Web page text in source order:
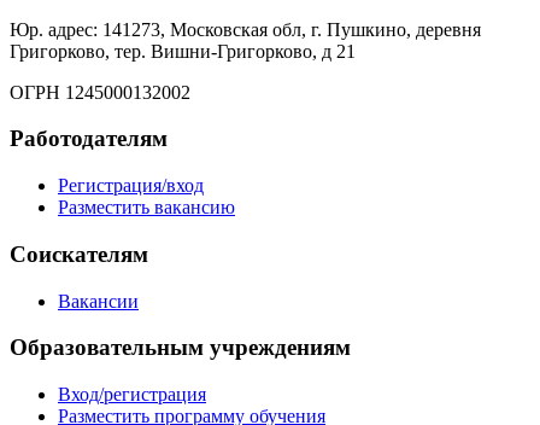
Юр. адрес: 141273, Московская обл, г. Пушкино, деревня
Григорково, тер. Вишни-Григорково, д 21
ОГРН 1245000132002
Работодателям
Регистрация/вход
Разместить вакансию
Соискателям
Вакансии
Образовательным учреждениям
Вход/регистрация
Разместить программу обучения